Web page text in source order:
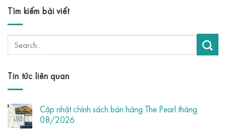
Tìm kiếm bài viết
Tin tức liên quan
Cập nhật chính sách bán hàng The Pearl tháng
08/2026